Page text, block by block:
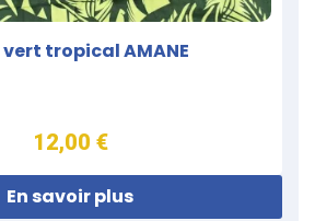
vert tropical AMANE
12,00 €
En savoir plus